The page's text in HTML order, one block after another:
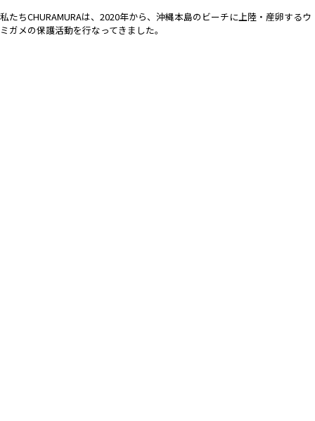
私たちCHURAMURAは、2020年から、沖縄本島のビーチに上陸・産卵するウ
ミガメの保護活動を行なってきました。